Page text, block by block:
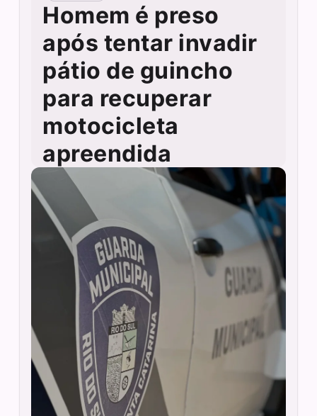
Homem é preso
após tentar invadir
pátio de guincho
para recuperar
motocicleta
apreendida